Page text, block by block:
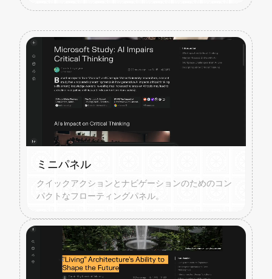
ミニパネル
クイックアクションとナビゲーションのためのコン
パクトなフローティングパネル。